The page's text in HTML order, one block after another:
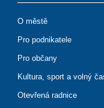
O městě
Pro podnikatele
Pro občany
Kultura, sport a volný
Otevřená radnice